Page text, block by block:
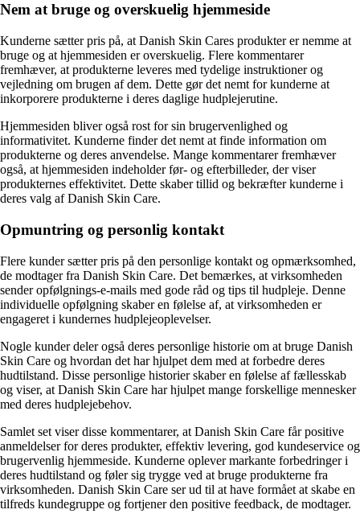
Nem at bruge og overskuelig hjemmeside
Kunderne sætter pris på, at Danish Skin Cares produkter er nemme at
bruge og at hjemmesiden er overskuelig. Flere kommentarer
fremhæver, at produkterne leveres med tydelige instruktioner og
vejledning om brugen af dem. Dette gør det nemt for kunderne at
inkorporere produkterne i deres daglige hudplejerutine.
Hjemmesiden bliver også rost for sin brugervenlighed og
informativitet. Kunderne finder det nemt at finde information om
produkterne og deres anvendelse. Mange kommentarer fremhæver
også, at hjemmesiden indeholder før- og efterbilleder, der viser
produkternes effektivitet. Dette skaber tillid og bekræfter kunderne i
deres valg af Danish Skin Care.
Opmuntring og personlig kontakt
Flere kunder sætter pris på den personlige kontakt og opmærksomhed,
de modtager fra Danish Skin Care. Det bemærkes, at virksomheden
sender opfølgnings-e-mails med gode råd og tips til hudpleje. Denne
individuelle opfølgning skaber en følelse af, at virksomheden er
engageret i kundernes hudplejeoplevelser.
Nogle kunder deler også deres personlige historie om at bruge Danish
Skin Care og hvordan det har hjulpet dem med at forbedre deres
hudtilstand. Disse personlige historier skaber en følelse af fællesskab
og viser, at Danish Skin Care har hjulpet mange forskellige mennesker
med deres hudplejebehov.
Samlet set viser disse kommentarer, at Danish Skin Care får positive
anmeldelser for deres produkter, effektiv levering, god kundeservice og
brugervenlig hjemmeside. Kunderne oplever markante forbedringer i
deres hudtilstand og føler sig trygge ved at bruge produkterne fra
virksomheden. Danish Skin Care ser ud til at have formået at skabe en
tilfreds kundegruppe og fortjener den positive feedback, de modtager.